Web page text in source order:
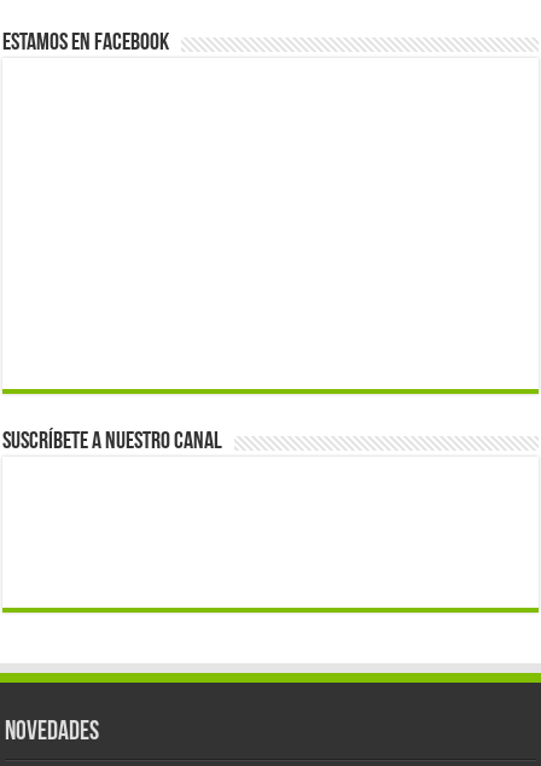
Estamos en Facebook
Suscríbete a nuestro canal
Novedades